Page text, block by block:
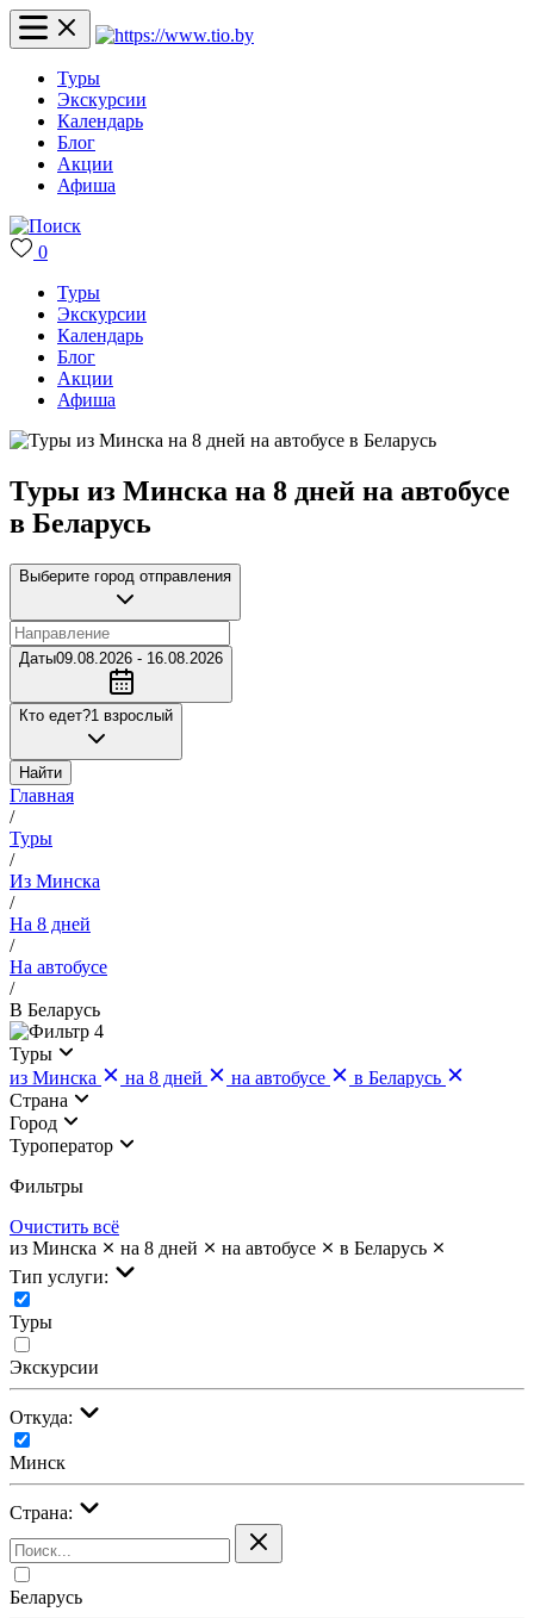
Туры
Экскурсии
Календарь
Блог
Акции
Афиша
0
Туры
Экскурсии
Календарь
Блог
Акции
Афиша
Туры из Минска на 8 дней на автобусе
в Беларусь
Выберите город отправления
Даты09.08.2026 - 16.08.2026
Кто едет?1 взрослый
Найти
Главная
/
Туры
/
Из Минска
/
На 8 дней
/
На автобусе
/
В Беларусь
4
Туры
из Минска
на 8 дней на автобусе
в Беларусь
Страна
Город
Туроператор
Фильтры
Очистить всё
из Минска
на 8 дней на автобусе
в Беларусь
Тип услуги:
Туры
Экскурсии
Откуда:
Минск
Страна:
Беларусь